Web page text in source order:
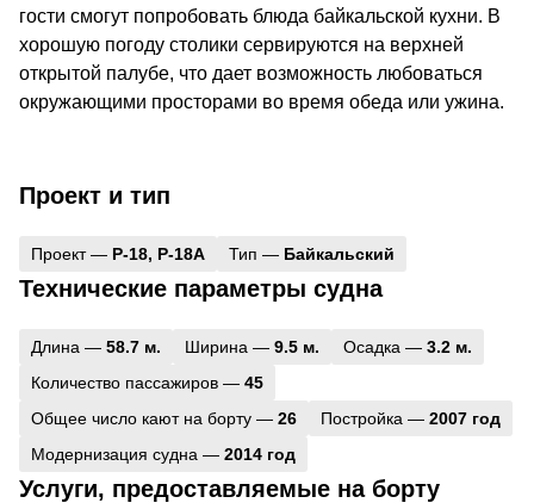
гости смогут попробовать блюда байкальской кухни. В
хорошую погоду столики сервируются на верхней
открытой палубе, что дает возможность любоваться
окружающими просторами во время обеда или ужина.
Проект и тип
Проект — Р-18, Р-18А Тип — Байкальский
Технические параметры судна
Длина — 58.7 м. Ширина — 9.5 м. Осадка — 3.2 м.
Количество пассажиров — 45
Общее число кают на борту — 26 Постройка — 2007 год
Модернизация судна — 2014 год
Услуги, предоставляемые на борту